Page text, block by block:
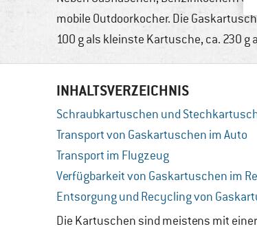
mobile Outdoorkocher. Die
100 g als kleinste Kartusche, ca. 230 g
INHALTSVERZEICHNIS
Schraubkartuschen und
Transport von Gaskartuschen im Auto
Transport im Flugzeug
Verfügbarkeit von Gaskartuschen im
Entsorgung und Recycling von
Die Kartuschen sind meistens mit